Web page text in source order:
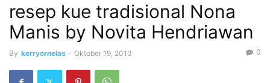
resep kue tradisional Nona
Manis by Novita Hendriawan
By kerryornelas - Oktober 19, 2013 0